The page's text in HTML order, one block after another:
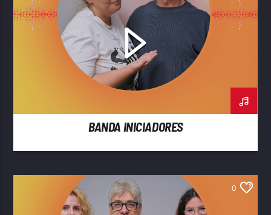
BANDA INICIADORES
0